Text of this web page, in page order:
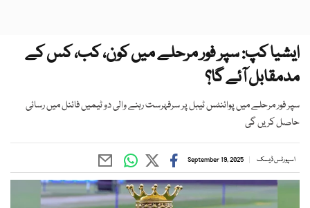
ایشیا کپ: سپر فور مرحلے میں کون، کب، کس کے
مدمقابل آئے گا؟
سپر فور مرحلے میں پوائنٹس ٹیبل پر سرفہرست رہنے والی دو ٹیمیں فائنل میں رسائی
حاصل کریں گی
اسپورٹس ڈیسک September 19, 2025